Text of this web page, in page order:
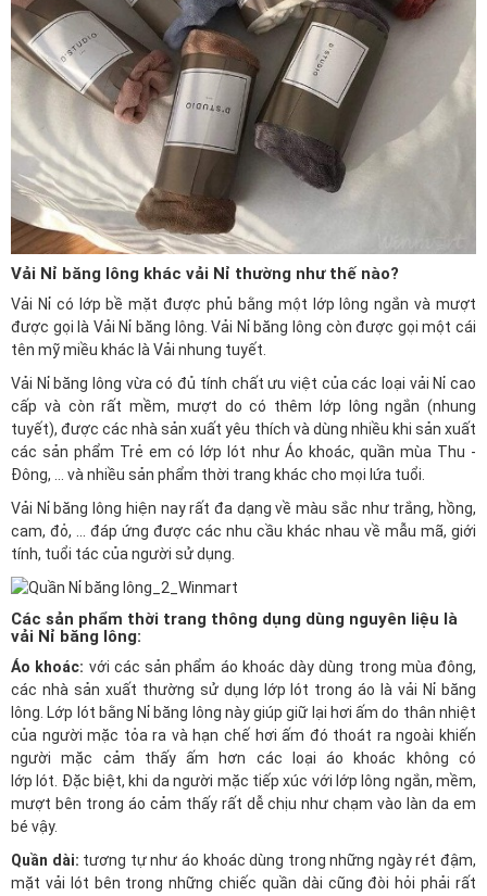
Vải Nỉ băng lông khác vải Nỉ thường như thế nào?
Vải Nỉ có lớp bề mặt được phủ bằng một lớp lông ngắn và mượt
được gọi là Vải Nỉ băng lông. Vải Nỉ băng lông còn được gọi một cái
tên mỹ miều khác là Vải nhung tuyết.
Vải Nỉ băng lông vừa có đủ tính chất ưu việt của các loại vải Nỉ cao
cấp và còn rất mềm, mượt do có thêm lớp lông ngắn (nhung
tuyết), được các nhà sản xuất yêu thích và dùng nhiều khi sản xuất
các sản phẩm Trẻ em có lớp lót như Áo khoác, quần mùa Thu -
Đông, ... và nhiều sản phẩm thời trang khác cho mọi lứa tuổi.
Vải Nỉ băng lông hiện nay rất đa dạng về màu sắc như trắng, hồng,
cam, đỏ, ... đáp ứng được các nhu cầu khác nhau về mẫu mã, giới
tính, tuổi tác của người sử dụng.
Các sản phẩm thời trang thông dụng dùng nguyên liệu là
vải Nỉ băng lông:
Áo khoác: với các sản phẩm áo khoác dày dùng trong mùa đông,
các nhà sản xuất thường sử dụng lớp lót trong áo là vải Nỉ băng
lông. Lớp lót bằng Nỉ băng lông này giúp giữ lại hơi ấm do thân nhiệt
của người mặc tỏa ra và hạn chế hơi ấm đó thoát ra ngoài khiến
người mặc cảm thấy ấm hơn các loại áo khoác không có
lớp lót. Đặc biệt, khi da người mặc tiếp xúc với lớp lông ngắn, mềm,
mượt bên trong áo cảm thấy rất dễ chịu như chạm vào làn da em
bé vậy.
Quần dài: tương tự như áo khoác dùng trong những ngày rét đậm,
mặt vải lót bên trong những chiếc quần dài cũng đòi hỏi phải rất